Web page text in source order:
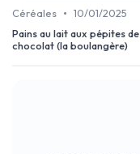
Céréales • 10/01/2025
Pains au lait aux pépites de
chocolat (la boulangère)